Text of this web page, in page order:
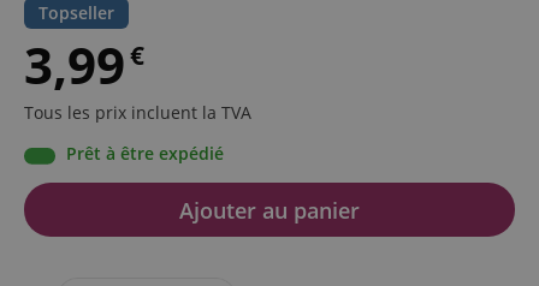
Topseller
3,99€
Tous les prix incluent la TVA
Prêt à être expédié
Ajouter au panier